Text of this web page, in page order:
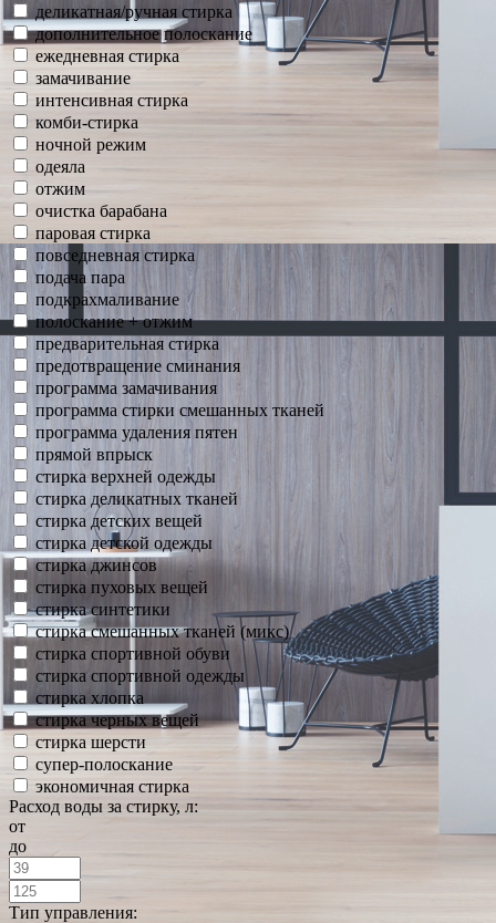
деликатная/ручная стирка
дополнительное полоскание
ежедневная стирка
замачивание
интенсивная стирка
комби-стирка
ночной режим
одеяла
отжим
очистка барабана
паровая стирка
повседневная стирка
подача пара
подкрахмаливание
полоскание + отжим
предварительная стирка
предотвращение сминания
программа замачивания
программа стирки смешанных тканей
программа удаления пятен
прямой впрыск
стирка верхней одежды
стирка деликатных тканей
стирка детских вещей
стирка детской одежды
стирка джинсов
стирка пуховых вещей
стирка синтетики
стирка смешанных тканей (микс)
стирка спортивной обуви
стирка спортивной одежды
стирка хлопка
стирка черных вещей
стирка шерсти
супер-полоскание
экономичная стирка
Расход воды за стирку, л:
от
до
Тип управления: